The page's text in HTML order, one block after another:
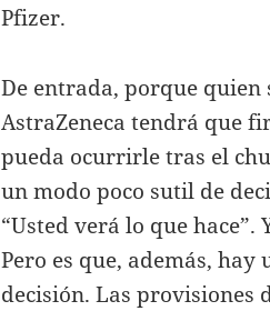
Pfizer.
De entrada, porque quien
AstraZeneca tendrá que
pueda ocurrirle tras el
un modo poco sutil de
“Usted verá lo que
Pero es que, además,
decisión. Las provisiones